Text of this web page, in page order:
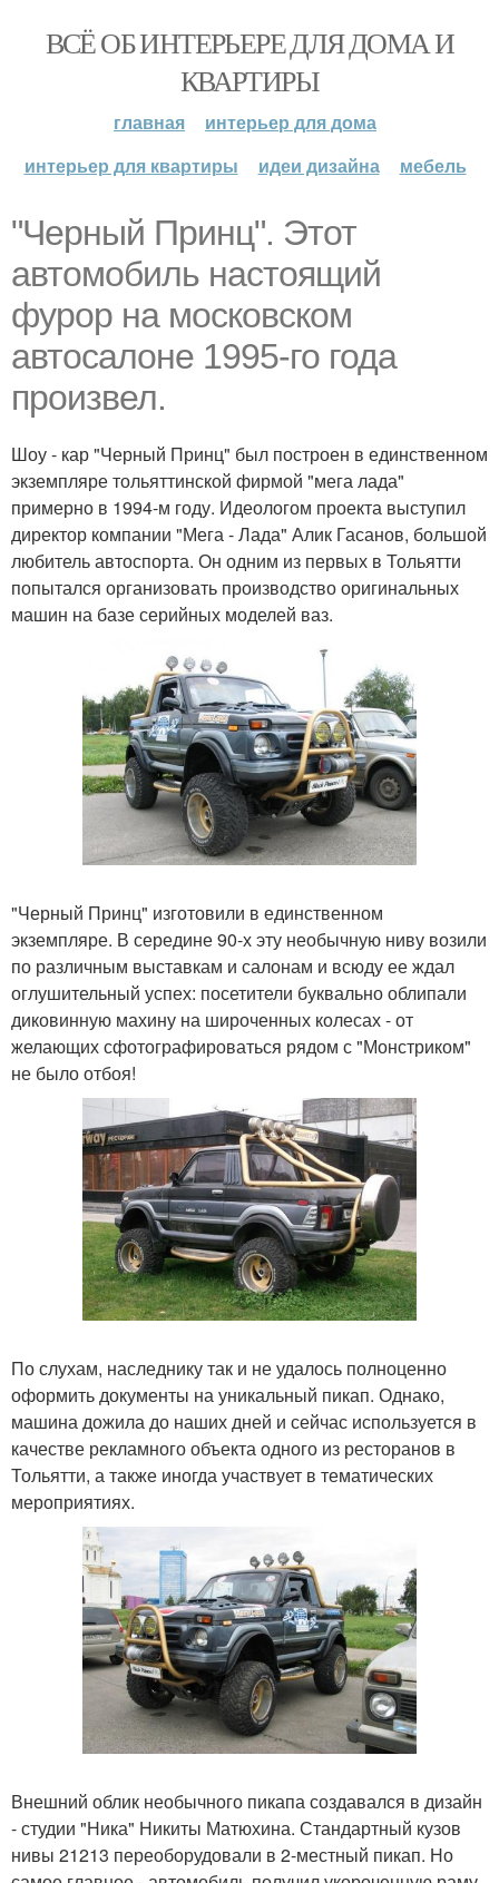
ВСЁ ОБ ИНТЕРЬЕРЕ ДЛЯ ДОМА И
КВАРТИРЫ
главная
интерьер для дома
интерьер для квартиры
идеи дизайна мебель
"Черный Принц". Этот
автомобиль настоящий
фурор на московском
автосалоне 1995-го года
произвел.
Шоу - кар "Черный Принц" был построен в единственном
экземпляре тольяттинской фирмой "мега лада"
примерно в 1994-м году. Идеологом проекта выступил
директор компании "Мега - Лада" Алик Гасанов, большой
любитель автоспорта. Он одним из первых в Тольятти
попытался организовать производство оригинальных
машин на базе серийных моделей ваз.
"Черный Принц" изготовили в единственном
экземпляре. В середине 90-х эту необычную ниву возили
по различным выставкам и салонам и всюду ее ждал
оглушительный успех: посетители буквально облипали
диковинную махину на широченных колесах - от
желающих сфотографироваться рядом с "Монстриком"
не было отбоя!
По слухам, наследнику так и не удалось полноценно
оформить документы на уникальный пикап. Однако,
машина дожила до наших дней и сейчас используется в
качестве рекламного объекта одного из ресторанов в
Тольятти, а также иногда участвует в тематических
мероприятиях.
Внешний облик необычного пикапа создавался в дизайн
- студии "Ника" Никиты Матюхина. Стандартный кузов
нивы 21213 переоборудовали в 2-местный пикап. Но